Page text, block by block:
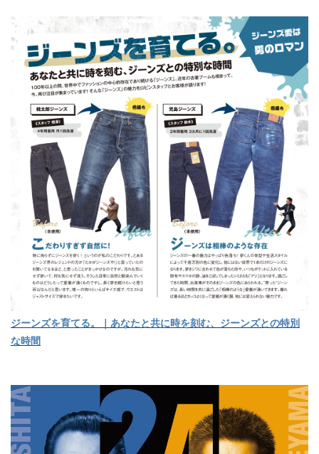
ジーンズを育てる。｜あなたと共に時を刻む、ジーンズとの特別
な時間